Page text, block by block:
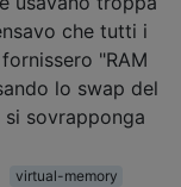
che tutti i
"RAM
lo swap del
sovrapponga
virtual-memory